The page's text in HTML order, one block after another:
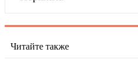
Читайте также